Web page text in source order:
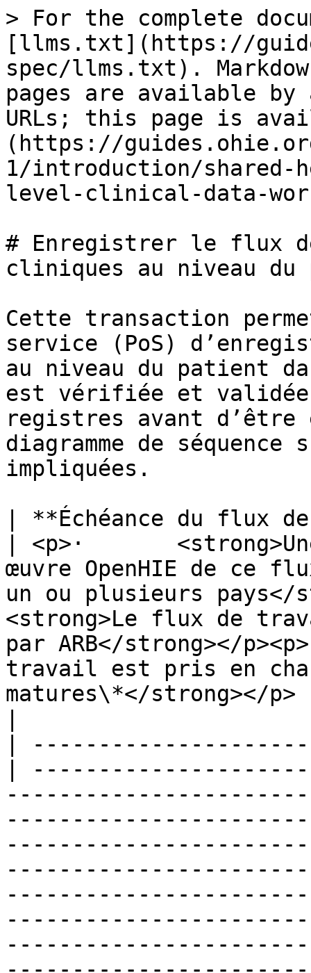
> For the complete documentation index, see [llms.txt](https://guides.ohie.org/arch-spec/llms.txt). Markdown versions of documentation pages are available by appending `.md` to page URLs; this page is available as [Markdown](https://guides.ohie.org/arch-spec/5.0-fr-1/introduction/shared-health-record/save-patient-level-clinical-data-workflow.md).

# Enregistrer le flux de travail des données cliniques au niveau du patient

Cette transaction permet à un système de point de service (PoS) d’enregistrer les données cliniques au niveau du patient dans le SHR. La transaction est vérifiée et validée par rapport aux autres registres avant d’être enregistrée dans le SHR. Le diagramme de séquence suivant montre les étapes impliquées.

| **Échéance du flux de travail**     | **Mature** | <p>·       <strong>Une ou plusieurs mises en œuvre OpenHIE de ce flux de travail existent dans un ou plusieurs pays</strong></p><p>·       <strong>Le flux de travail est défini et approuvé par ARB</strong></p><p>·       <strong>Le flux de travail est pris en charge par des normes matures\*</strong></p>                                                                                                                                                                                                                                                                                                                                                                                                                                                                                                                                                                                                                                                                                                                                                                                                                                                                                                                                                                                                                                                                                                                                                                                                                                                                                                                                                                                                                                                                                                                                                                                                                                                                                                                                                                         |
| ----------------------------------- | ---------- | --------------------------------------------------------------------------------------------------------------------------------------------------------------------------------------------------------------------------------------------------------------------------------------------------------------------------------------------------------------------------------------------------------------------------------------------------------------------------------------------------------------------------------------------------------------------------------------------------------------------------------------------------------------------------------------------------------------------------------------------------------------------------------------------------------------------------------------------------------------------------------------------------------------------------------------------------------------------------------------------------------------------------------------------------------------------------------------------------------------------------------------------------------------------------------------------------------------------------------------------------------------------------------------------------------------------------------------------------------------------------------------------------------------------------------------------------------------------------------------------------------------------------------------------------------------------------------------------------------------------------------------------------------------------------------------------------------------------------------------------------------------------------------------------------------------------------------------------------------------------------------------------------------------------------------------------------------------------------------------------------------------------------------------------------------------------------------------- |
| Normes                              |            | <p>·       XDS.b avec l’option de document à la demande (ODD) - fournir et enregistrer un document - ITl-41</p><p>·       Documents ADC profilés par l’IHE PCC en tant que données cliniques</p><p>·       CSD - Trouver des services correspondants - ITI-73</p><p>·       Requête sur PIX - ITl-9</p><p>·       <strong>Facultativement</strong>, le profil MHD (basé sur le FHIR) peut être utilisé à la place du profil XDS.b pour permettre aux systèmes PoC d’enregistrer le contenu clinique en utilisant une approche plus simple et plus moderne. Cette option peut être prise en charge de